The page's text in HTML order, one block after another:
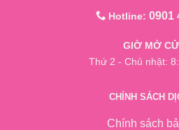
Hotline: 0901
GIỜ MỞ
Thứ 2 - Chủ nhật:
CHÍNH SÁCH
Chính sách